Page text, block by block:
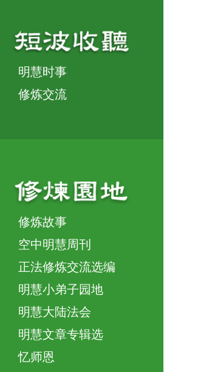
明慧时事
修炼交流
修炼故事
空中明慧周刊
正法修炼交流选编
明慧小弟子园地
明慧大陆法会
明慧文章专辑选
忆师恩